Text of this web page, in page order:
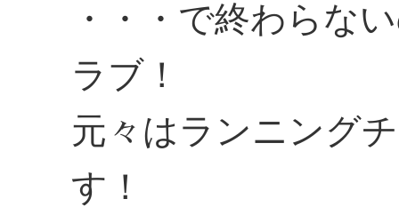
・・・で終わらな
ラブ！
元々はランニング
す！